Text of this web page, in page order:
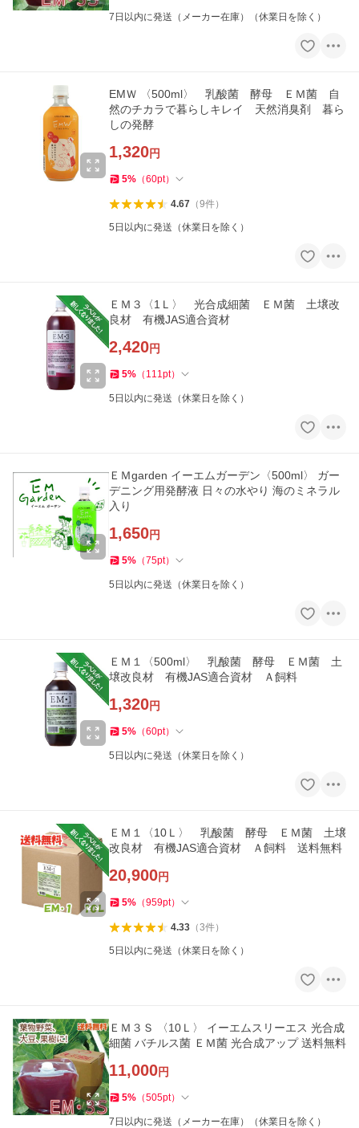
7日以内に発送（メーカー在庫）（休業日を除く）
EMＷ 〈500ml〉 乳酸菌 酵母 ＥＭ菌 自
然のチカラで暮らしキレイ 天然消臭剤 暮ら
しの発酵
1,320円
5% （60pt）
4.67（9件）
5日以内に発送（休業日を除く）
ＥＭ３〈1Ｌ〉 光合成細菌 ＥＭ菌 土壌改
良材 有機JAS適合資材
2,420円
5% （ 111pt）
5日以内に発送（休業日を除く）
ＥＭgarden イーエムガーデン〈500ml〉 ガー
デニング用発酵液 日々の水やり 海のミネラル
入り
1,650円
5% （75pt）
5日以内に発送（休業日を除く）
ＥＭ１〈500ml〉 乳酸菌 酵母 ＥＭ菌 土
壌改良材 有機JAS適合資材 Ａ飼料
1,320円
5% （60pt）
5日以内に発送（休業日を除く）
ＥＭ１〈10Ｌ〉 乳酸菌 酵母 ＥＭ菌 土壌
改良材 有機JAS適合資材 Ａ飼料 送料無料
20,900円
5% （959pt）
4.33（3件）
5日以内に発送（休業日を除く）
ＥＭ３Ｓ 〈10Ｌ〉 イーエムスリーエス 光合成
細菌 バチルス菌 ＥＭ菌 光合成アップ 送料無料
11,000円
5% （505pt）
7日以内に発送（メーカー在庫）（休業日を除く）